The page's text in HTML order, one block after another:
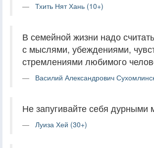
Тхить Нят Хань (10+)
В семейной жизни надо
с мыслями, убеждениями,
стремлениями любимого
Василий Александрович
Не запугивайте себя дурными
Луиза Хей (30+)